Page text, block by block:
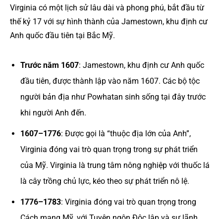
Virginia có một lịch sử lâu dài và phong phú, bắt đầu từ
thế kỷ 17 với sự hình thành của Jamestown, khu định cư
Anh quốc đầu tiên tại Bắc Mỹ.
Trước năm 1607: Jamestown, khu định cư Anh quốc
đầu tiên, được thành lập vào năm 1607. Các bộ tộc
người bản địa như Powhatan sinh sống tại đây trước
khi người Anh đến.
1607–1776: Được gọi là “thuộc địa lớn của Anh”,
Virginia đóng vai trò quan trọng trong sự phát triển
của Mỹ. Virginia là trung tâm nông nghiệp với thuốc lá
là cây trồng chủ lực, kéo theo sự phát triển nô lệ.
1776–1783: Virginia đóng vai trò quan trọng trong